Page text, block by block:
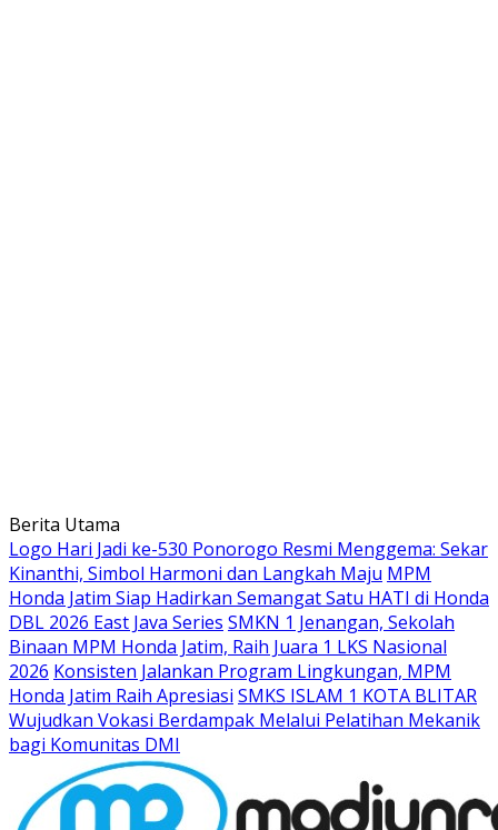
Langsung
ke
konten
Berita Utama
Logo Hari Jadi ke-530 Ponorogo Resmi Menggema: Sekar
Kinanthi, Simbol Harmoni dan Langkah Maju MPM
Honda Jatim Siap Hadirkan Semangat Satu HATI di Honda
DBL 2026 East Java Series SMKN 1 Jenangan, Sekolah
Binaan MPM Honda Jatim, Raih Juara 1 LKS Nasional
2026 Konsisten Jalankan Program Lingkungan, MPM
Honda Jatim Raih Apresiasi SMKS ISLAM 1 KOTA BLITAR
Wujudkan Vokasi Berdampak Melalui Pelatihan Mekanik
bagi Komunitas DMI